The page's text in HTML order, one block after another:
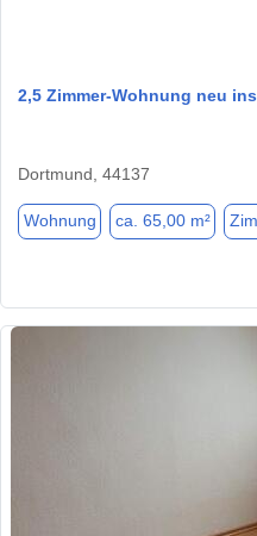
2,5 Zimmer-Wohnung neu
Dortmund, 44137
Wohnung ca. 65,00 m²